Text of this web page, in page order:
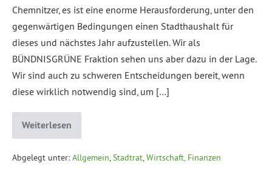
Chemnitzer, es ist eine enorme Herausforderung, unter den
gegenwärtigen Bedingungen einen Stadthaushalt für
dieses und nächstes Jahr aufzustellen. Wir als
BÜNDNISGRÜNE Fraktion sehen uns aber dazu in der Lage.
Wir sind auch zu schweren Entscheidungen bereit, wenn
diese wirklich notwendig sind, um […]
Weiterlesen
Abgelegt unter: Allgemein,Stadtrat,Wirtschaft, Finanzen